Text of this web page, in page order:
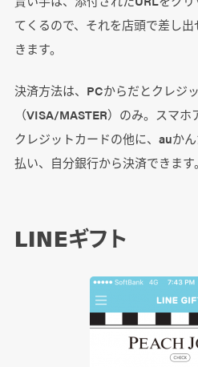
てくるので、それを店頭で差し
きます。
決済方法は、PCからだとクレジ
（VISA/MASTER）のみ。スマホ
クレジットカードの他に、auか
払い、自分銀行から決済できます。
LINEギフト